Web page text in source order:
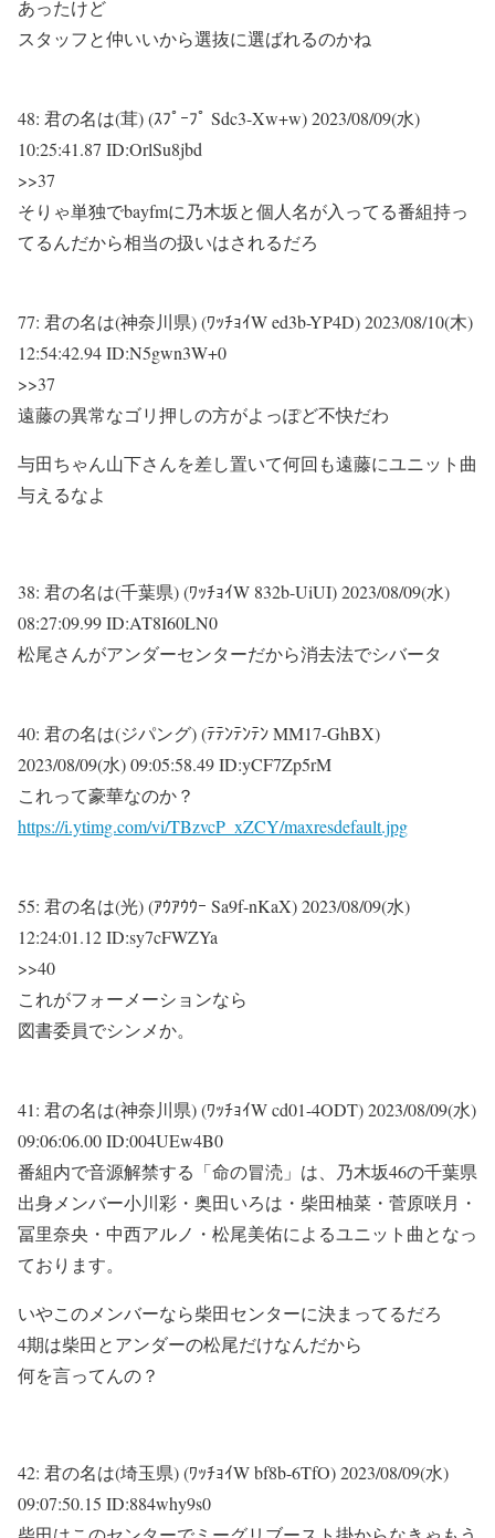
あったけど
スタッフと仲いいから選抜に選ばれるのかね
48: 君の名は(茸) (ｽﾌﾟｰﾌﾟ Sdc3-Xw+w)2023/08/09(水)
10:25:41.87 ID:OrlSu8jbd
>>37
そりゃ単独でbayfmに乃木坂と個人名が入ってる番組持っ
てるんだから相当の扱いはされるだろ
77: 君の名は(神奈川県) (ﾜｯﾁｮｲW ed3b-YP4D)2023/08/10(木)
12:54:42.94 ID:N5gwn3W+0
>>37
遠藤の異常なゴリ押しの方がよっぽど不快だわ
与田ちゃん山下さんを差し置いて何回も遠藤にユニット曲
与えるなよ
38: 君の名は(千葉県) (ﾜｯﾁｮｲW 832b-UiUI)2023/08/09(水)
08:27:09.99 ID:AT8I60LN0
松尾さんがアンダーセンターだから消去法でシバータ
40: 君の名は(ジパング) (ﾃﾃﾝﾃﾝﾃﾝ MM17-GhBX)
2023/08/09(水) 09:05:58.49 ID:yCF7Zp5rM
これって豪華なのか？
https://i.ytimg.com/vi/TBzvcP_xZCY/maxresdefault.jpg
55: 君の名は(光) (ｱｳｱｳｳｰ Sa9f-nKaX)2023/08/09(水)
12:24:01.12 ID:sy7cFWZYa
>>40
これがフォーメーションなら
図書委員でシンメか。
41: 君の名は(神奈川県) (ﾜｯﾁｮｲW cd01-4ODT)2023/08/09(水)
09:06:06.00 ID:004UEw4B0
番組内で音源解禁する「命の冒涜」は、乃木坂46の千葉県
出身メンバー小川彩・奥田いろは・柴田柚菜・菅原咲月・
冨里奈央・中西アルノ・松尾美佑によるユニット曲となっ
ております。
いやこのメンバーなら柴田センターに決まってるだろ
4期は柴田とアンダーの松尾だけなんだから
何を言ってんの？
42: 君の名は(埼玉県) (ﾜｯﾁｮｲW bf8b-6TfO)2023/08/09(水)
09:07:50.15 ID:884why9s0